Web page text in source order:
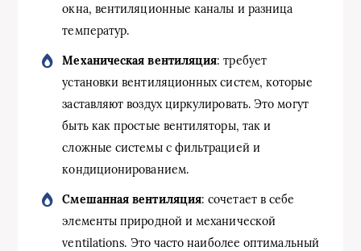
окна, вентиляционные каналы и разница
температур.
Механическая вентиляция: требует
установки вентиляционных систем, которые
заставляют воздух циркулировать. Это могут
быть как простые вентиляторы, так и
сложные системы с фильтрацией и
кондиционированием.
Смешанная вентиляция: сочетает в себе
элементы природной и механической
ventilations. Это часто наиболее оптимальный